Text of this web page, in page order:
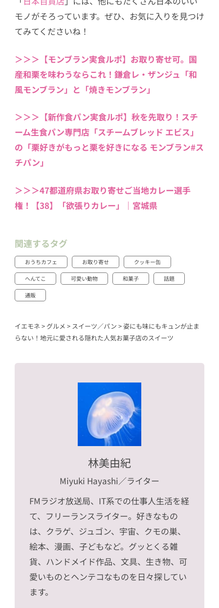
モノがそろっています。ぜひ、お気に入りを見つけ
てみてくださいね！
＞＞＞【モンブラン実食ルポ】お取り寄せ可。国
産和栗を味わうならこれ！鎌倉レ・ザンジュ「和
風モンブラン」と「焼きモンブラン」
＞＞＞【新作食パン実食ルポ】秋を先取り！スチ
ーム生食パン専門店「スチームブレッド エビス」
の「栗好きがもっと栗を好きになる モンブラン#ス
チパン」
＞＞＞47都道府県お取り寄せご当地カレー選手
権！【38】「欲張りカレー」｜宮城県
関連するタグ
おうちカフェ お取り寄せ クッキー缶
へんてこ 可愛い動物 和菓子 話題
通販
イエモネ > グルメ > スイーツ／パン >姿にも味にもキュンが止ま
らない！地元に愛される隠れた人気お菓子店のスイーツ
林美由紀
Miyuki Hayashi／ライター
FMラジオ放送局、IT系での仕事人生活を経
て、フリーランスライター。好きなもの
は、クラゲ、ジュゴン、宇宙、クモの巣、
絵本、漫画、子どもなど。グッとくる雑
貨、ハンドメイド作品、文具、生き物、可
愛いものとヘンテコなものを日々探してい
ます。